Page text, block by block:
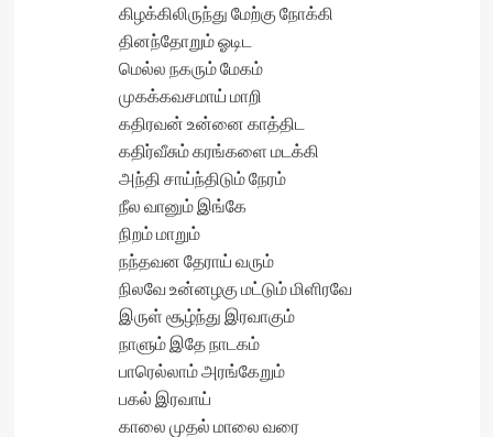
கிழக்கிலிருந்து மேற்கு நோக்கி
தினந்தோறும் ஓடிட
மெல்ல நகரும் மேகம்
முகக்கவசமாய் மாறி
கதிரவன் உன்னை காத்திட
கதிர்வீசும் கரங்களை மடக்கி
அந்தி சாய்ந்திடும் நேரம்
நீல வானும் இங்கே
நிறம் மாறும்
நந்தவன தேராய் வரும்
நிலவே உன்னழகு மட்டும் மிளிரவே
இருள் சூழ்ந்து இரவாகும்
நாளும் இதே நாடகம்
பாரெல்லாம் அரங்கேறும்
பகல் இரவாய்
காலை முதல் மாலை வரை